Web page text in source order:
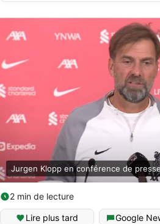
Jurgen Klopp en conférence de presse
2 min de lecture
Lire plus tard Google